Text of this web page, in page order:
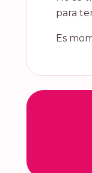
para
Es